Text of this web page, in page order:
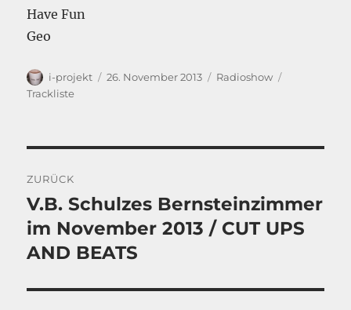
Have Fun
Geo
Autor
i-projekt
Veröffentlicht
26. November 2013 Kategorien
Radioshow
Trackliste
ZURÜCK
Vorheriger
Beitrag:
V.B. Schulzes Bernsteinzimmer
im November 2013 / CUT UPS
AND BEATS